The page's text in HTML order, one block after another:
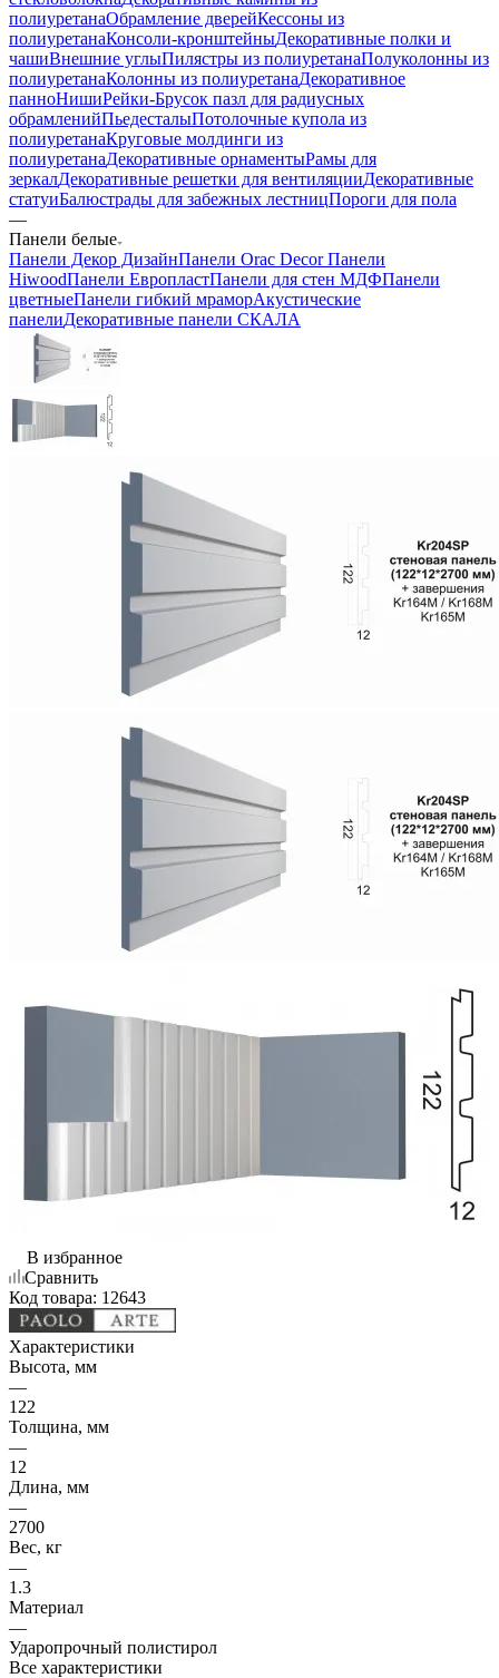
полиуретанаОбрамление дверейКессоны из
полиуретанаКонсоли-кронштейныДекоративные полки и
чашиВнешние углыПилястры из полиуретанаПолуколонны из
полиуретанаКолонны из полиуретанаДекоративное
панноНишиРейки-Брусок пазл для радиусных
обрамленийПьедесталыПотолочные купола из
полиуретанаКруговые молдинги из
полиуретанаДекоративные орнаментыРамы для
зеркалДекоративные решетки для вентиляцииДекоративные
статуиБалюстрады для забежных лестницПороги для пола
—
Панели белые
Панели Декор ДизайнПанели Orac DecorПанели
HiwoodПанели ЕвропластПанели для стен МДФПанели
цветныеПанели гибкий мраморАкустические
панелиДекоративные панели СКАЛА
В избранное
Сравнить
Код товара: 12643
Характеристики
Высота, мм
—
122
Толщина, мм
—
12
Длина, мм
—
2700
Вес, кг
—
1.3
Материал
—
Ударопрочный полистирол
Все характеристики